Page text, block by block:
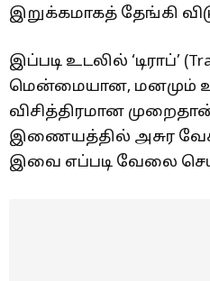
இறுக்கமாகத் தேங்கி
இப்படி உடலில் ‘டிராப்’
மென்மையான, மனமும்
விசித்திரமான
இணையத்தில் அசுர
இவை எப்படி வேலை